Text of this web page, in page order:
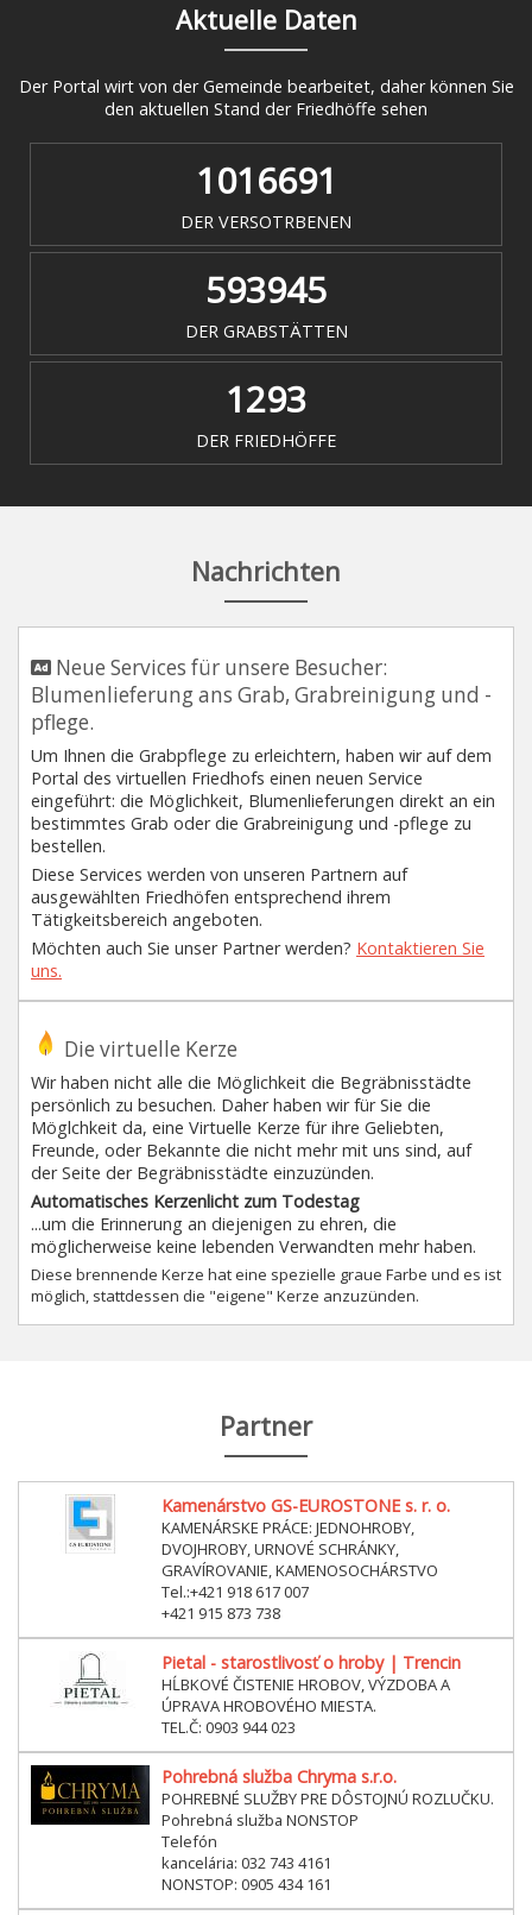
Aktuelle Daten
Der Portal wirt von der Gemeinde bearbeitet, daher können Sie
den aktuellen Stand der Friedhöffe sehen
1016691
DER VERSOTRBENEN
593945
DER GRABSTÄTTEN
1293
DER FRIEDHÖFFE
Nachrichten
Neue Services für unsere Besucher:
Blumenlieferung ans Grab, Grabreinigung und -
pflege.
Um Ihnen die Grabpflege zu erleichtern, haben wir auf dem
Portal des virtuellen Friedhofs einen neuen Service
eingeführt: die Möglichkeit, Blumenlieferungen direkt an ein
bestimmtes Grab oder die Grabreinigung und -pflege zu
bestellen.
Diese Services werden von unseren Partnern auf
ausgewählten Friedhöfen entsprechend ihrem
Tätigkeitsbereich angeboten.
Möchten auch Sie unser Partner werden? Kontaktieren Sie
uns.
Die virtuelle Kerze
Wir haben nicht alle die Möglichkeit die Begräbnisstädte
persönlich zu besuchen. Daher haben wir für Sie die
Möglchkeit da, eine Virtuelle Kerze für ihre Geliebten,
Freunde, oder Bekannte die nicht mehr mit uns sind, auf
der Seite der Begräbnisstädte einzuzünden.
Automatisches Kerzenlicht zum Todestag
...um die Erinnerung an diejenigen zu ehren, die
möglicherweise keine lebenden Verwandten mehr haben.
Diese brennende Kerze hat eine spezielle graue Farbe und es ist
möglich, stattdessen die "eigene" Kerze anzuzünden.
Partner
Kamenárstvo GS-EUROSTONE s. r. o.
KAMENÁRSKE PRÁCE: JEDNOHROBY,
DVOJHROBY, URNOVÉ SCHRÁNKY,
GRAVÍROVANIE, KAMENOSOCHÁRSTVO
Tel.:+421 918 617 007
+421 915 873 738
Pietal - starostlivosť o hroby | Trencin
HĹBKOVÉ ČISTENIE HROBOV, VÝZDOBA A
ÚPRAVA HROBOVÉHO MIESTA.
TEL.Č: 0903 944 023
Pohrebná služba Chryma s.r.o.
POHREBNÉ SLUŽBY PRE DÔSTOJNÚ ROZLUČKU.
Pohrebná služba NONSTOP
Telefón
kancelária: 032 743 4161
NONSTOP: 0905 434 161